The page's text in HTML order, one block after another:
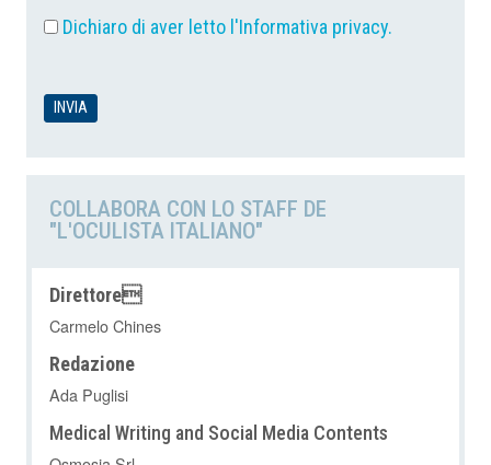
Dichiaro di aver letto l'Informativa privacy.
COLLABORA CON LO STAFF DE
"L'OCULISTA ITALIANO"
Direttore
Carmelo Chines
Redazione
Ada Puglisi
Medical Writing and Social Media Contents